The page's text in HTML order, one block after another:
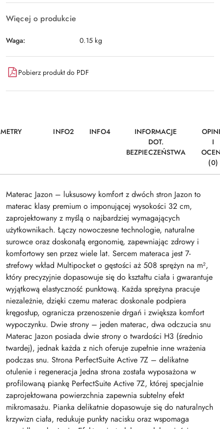
Więcej o produkcie
Waga: 0.15 kg
Pobierz produkt do PDF
INFO2 INFO4
INFORMACJE
DOT.
BEZPIECZEŃSTWA
I
(0)
Materac Jazon – luksusowy komfort z dwóch stron Jazon to
materac klasy premium o imponującej wysokości 32 cm,
zaprojektowany z myślą o najbardziej wymagających
użytkownikach. Łączy nowoczesne technologie, naturalne
surowce oraz doskonałą ergonomię, zapewniając zdrowy i
komfortowy sen przez wiele lat. Sercem materaca jest 7-
strefowy wkład Multipocket o gęstości aż 508 sprężyn na m²,
który precyzyjnie dopasowuje się do kształtu ciała i gwarantuje
wyjątkową elastyczność punktową. Każda sprężyna pracuje
niezależnie, dzięki czemu materac doskonale podpiera
kręgosłup, ogranicza przenoszenie drgań i zwiększa komfort
wypoczynku. Dwie strony – jeden materac, dwa odczucia snu
Materac Jazon posiada dwie strony o twardości H3 (średnio
twardej), jednak każda z nich oferuje zupełnie inne wrażenia
podczas snu. Strona PerfectSuite Active 7Z – delikatne
otulenie i regeneracja Jedna strona została wyposażona w
profilowaną piankę PerfectSuite Active 7Z, której specjalnie
zaprojektowana powierzchnia zapewnia subtelny efekt
mikromasażu. Pianka delikatnie dopasowuje się do naturalnych
krzywizn ciała, redukuje punkty nacisku oraz wspomaga